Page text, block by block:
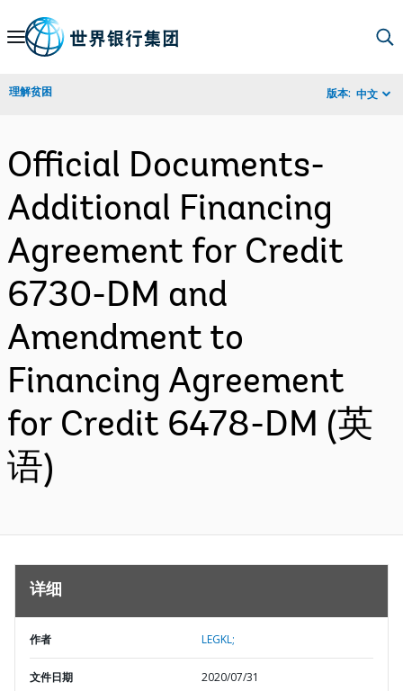
Skip
Navigation
理解贫困 版本: 中文
Official Documents-
Additional Financing
Agreement for Credit
6730-DM and
Amendment to
Financing Agreement
for Credit 6478-DM (英
语)
详细
作者 LEGKL;
文件日期 2020/07/31